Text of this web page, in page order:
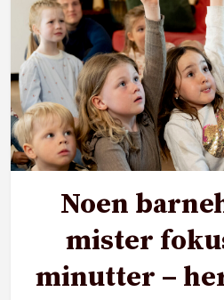
Noen
mister
minutter –